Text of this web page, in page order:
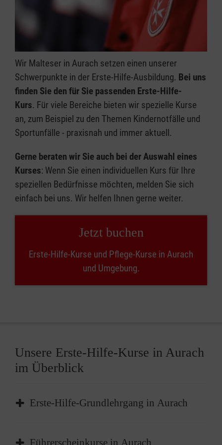
Wir Malteser in Aurach setzen einen unserer
Schwerpunkte in der Erste-Hilfe-Ausbildung. Bei uns
finden Sie den für Sie passenden Erste-Hilfe-
Kurs. Für viele Bereiche bieten wir spezielle Kurse
an, zum Beispiel zu den Themen Kindernotfälle und
Sportunfälle - praxisnah und immer aktuell.
Gerne beraten wir Sie auch bei der Auswahl eines
Kurses: Wenn Sie einen individuellen Kurs für Ihre
speziellen Bedürfnisse möchten, melden Sie sich
einfach bei uns. Wir helfen Ihnen gerne weiter.
Jetzt buchen
Erste-Hilfe-Kurse und Pflege-Kurse in Aurach
und Umgebung.
Unsere Erste-Hilfe-Kurse in Aurach
im Überblick
Erste-Hilfe-Grundlehrgang in Aurach
Der Erste-Hilfe-Grundlehrgang in Aurach ist
Führerscheinkurse in Aurach